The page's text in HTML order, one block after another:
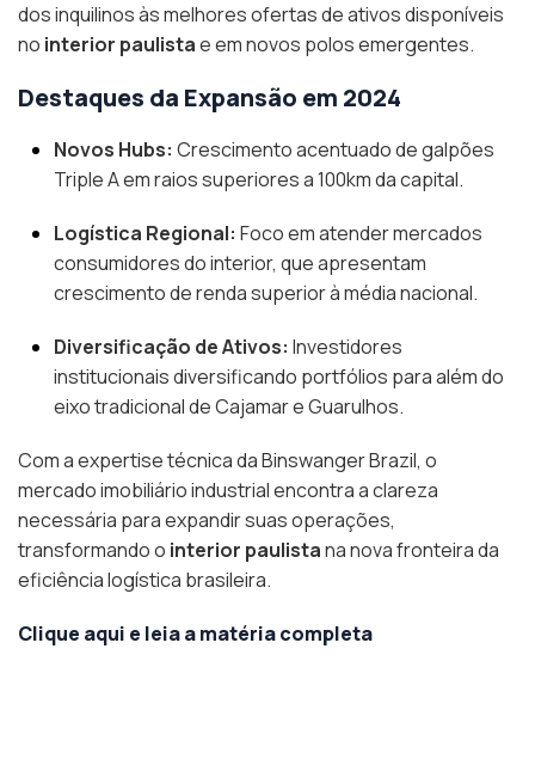
dos inquilinos às melhores ofertas de ativos disponíveis
no interior paulistae em novos polos emergentes.
Destaques da Expansão em 2024
Novos Hubs: Crescimento acentuado de galpões
Triple A em raios superiores a 100km da capital.
Logística Regional: Foco em atender mercados
consumidores do interior, que apresentam
crescimento de renda superior à média nacional.
Diversificação de Ativos: Investidores
institucionais diversificando portfólios para além do
eixo tradicional de Cajamar e Guarulhos.
Com a expertise técnica da Binswanger Brazil, o
mercado imobiliário industrial encontra a clareza
necessária para expandir suas operações,
transformando o interior paulistana nova fronteira da
eficiência logística brasileira.
Clique aqui e leia a matéria completa